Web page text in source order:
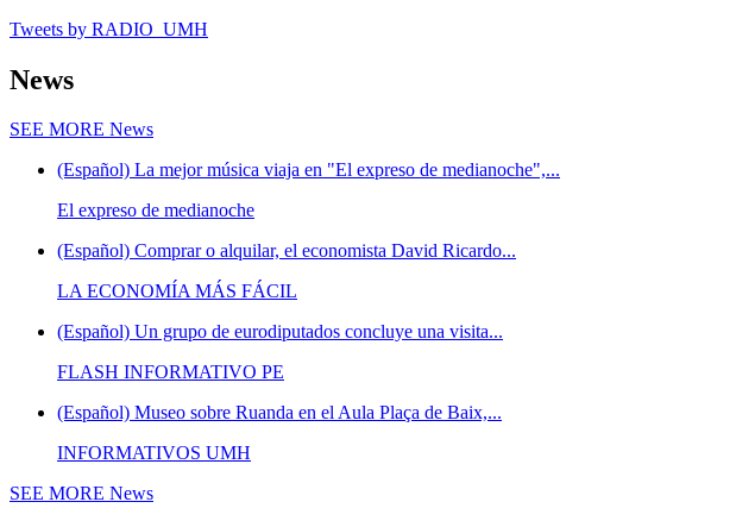
Tweets by RADIO_UMH
News
SEE MORE News
(Español) La mejor música viaja en "El expreso de medianoche",...
El expreso de medianoche
(Español) Comprar o alquilar, el economista David Ricardo...
LA ECONOMÍA MÁS FÁCIL
(Español) Un grupo de eurodiputados concluye una visita...
FLASH INFORMATIVO PE
(Español) Museo sobre Ruanda en el Aula Plaça de Baix,...
INFORMATIVOS UMH
SEE MORE News